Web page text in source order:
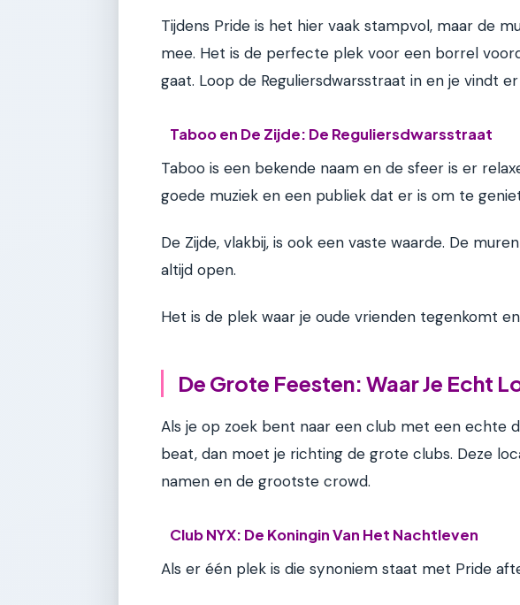
Tijdens Pride is het hier vaak stampvol, maar de
mee. Het is de perfecte plek voor een borrel
gaat. Loop de Reguliersdwarsstraat in en je vindt er
Taboo en De Zijde: De Reguliersdwarsstraat
Taboo is een bekende naam en de sfeer is er
goede muziek en een publiek dat er is om te
De Zijde, vlakbij, is ook een vaste waarde. De
altijd open.
Het is de plek waar je oude vrienden tegenkomt
De Grote Feesten: Waar Je Echt
Als je op zoek bent naar een club met een echte
beat, dan moet je richting de grote clubs. Deze
namen en de grootste crowd.
Club NYX: De Koningin Van Het Nachtleven
Als er één plek is die synoniem staat met Pride